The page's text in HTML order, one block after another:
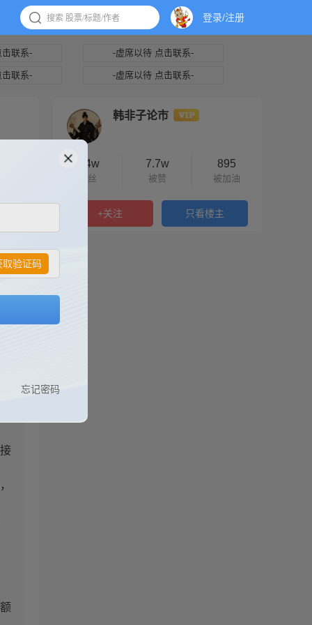
登录/注册
韩非子论市
1.4w
粉丝
7.7w
被赞
895
被加油
+关注 只看楼主
联系- -虚席以待 点击联系-
联系- -虚席以待 点击联系-
取验证码
忘记密码